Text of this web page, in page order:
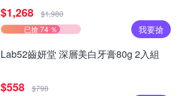
$1,268
$1,980
已搶 74 ％
我要搶
Lab52齒妍堂 深層美白牙膏80g 2入組
$558
$798